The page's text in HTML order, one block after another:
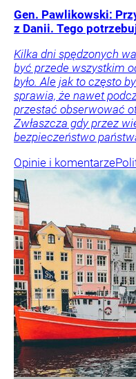
Gen. Pawlikowski:
z Danii. Tego
Kilka dni spędzonych
być przede wszystkim
było. Ale jak to często
sprawia, że nawet
przestać obserwować
Zwłaszcza gdy przez
bezpieczeństwo
Opinie i komentarze